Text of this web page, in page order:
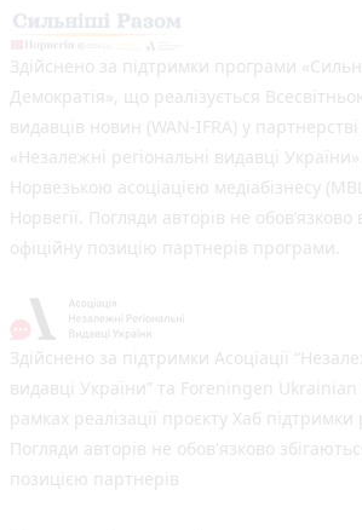
Здійснено за підтримки програми
Демократія», що реалізується
видавців новин (WAN-IFRA) у
«Незалежні регіональні видавці
Норвезькою асоціацією медіабізнесу
Норвегії. Погляди авторів не
офіційну позицію партнерів програми.
Здійснено за підтримки Асоціації
видавці України” та Foreningen
рамках реалізації проєкту Хаб підтримки
Погляди авторів не обов'язково
позицією партнерів